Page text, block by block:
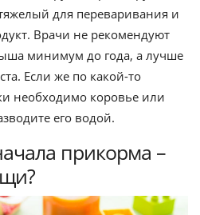
для переваривания и
Врачи не рекомендуют
минимум до года, а лучше
Если же по какой-то
необходимо коровье или
его водой.
прикорма –